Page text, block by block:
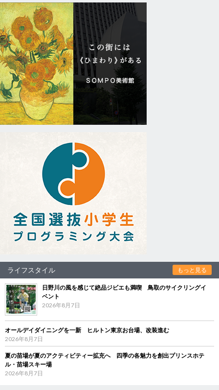
ライフスタイル もっと見る
日野川の風を感じて絶品ジビエも満喫 鳥取のサイクリングイ
ベント
2026年8月7日
オールデイダイニングを一新 ヒルトン東京お台場、改装進む
2026年8月7日
夏の苗場が夏のアクティビティー拡充へ 四季の各魅力を創出プリンスホテ
ル・苗場スキー場
2026年8月7日